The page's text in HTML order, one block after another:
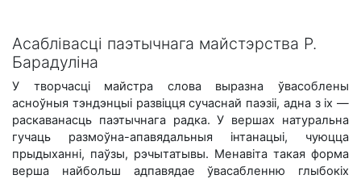
Асаблівасці паэтычнага майстэрства Р.
Барадуліна
У творчасці майстра слова выразна ўвасоблены
асноўныя тэндэнцыі развіцця сучаснай паэзіі, адна з іх —
раскаванасць паэтычнага радка. У вершах натуральна
гучаць размоўна-апавядальныя інтанацыі, чуюцца
прыдыханні, паўзы, рэчытатывы. Менавіта такая форма
верша найбольш адпавядае ўвасабленню глыбокіх